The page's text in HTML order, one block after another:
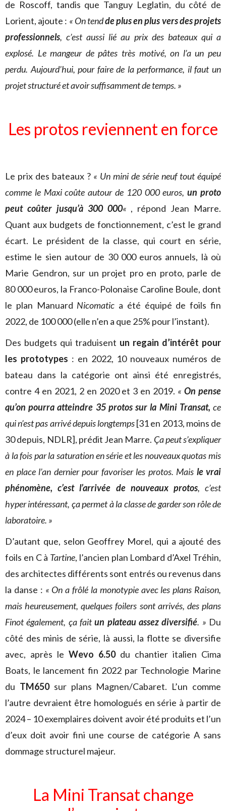
de Roscoff, tandis que Tanguy Leglatin, du côté de
Lorient, ajoute : « On tendde plus en plus vers des projets
professionnels, c’est aussi lié au prix des bateaux qui a
explosé. Le mangeur de pâtes très motivé, on l’a un peu
perdu. Aujourd’hui, pour faire de la performance, il faut un
projet structuré et avoir suffisamment de temps. »
Les protos reviennent en force
Le prix des bateaux ? « Un mini de série neuf tout équipé
comme le Maxi coûte autour de 120 000 euros,un proto
peut coûter jusqu’à 300 000« , répond Jean Marre.
Quant aux budgets de fonctionnement, c’est le grand
écart. Le président de la classe, qui court en série,
estime le sien autour de 30 000 euros annuels, là où
Marie Gendron, sur un projet pro en proto, parle de
80 000 euros, la Franco-Polonaise Caroline Boule, dont
le plan Manuard Nicomatic a été équipé de foils fin
2022, de 100 000 (elle n’en a que 25% pour l’instant).
Des budgets qui traduisent un regain d’intérêt pour
les prototypes : en 2022, 10 nouveaux numéros de
bateau dans la catégorie ont ainsi été enregistrés,
contre 4 en 2021, 2 en 2020 et 3 en 2019. «On pense
qu’on pourra atteindre 35 protos sur la Mini Transat, ce
qui n’est pas arrivé depuis longtemps[31 en 2013, moins de
30 depuis, NDLR], prédit Jean Marre. Ça peut s’expliquer
à la fois par la saturation en série et les nouveaux quotas mis
en place l’an dernier pour favoriser les protos. Mais le vrai
phénomène, c’est l’arrivée de nouveaux protos, c’est
hyper intéressant, ça permet à la classe de garder son rôle de
laboratoire. »
D’autant que, selon Geoffrey Morel, qui a ajouté des
foils en C à Tartine, l’ancien plan Lombard d’Axel Tréhin,
des architectes différents sont entrés ou revenus dans
la danse : « On a frôlé la monotypie avec les plans Raison,
mais heureusement, quelques foilers sont arrivés, des plans
Finot également, ça faitun plateau assez diversifié. » Du
côté des minis de série, là aussi, la flotte se diversifie
avec, après le Wevo 6.50du chantier italien Cima
Boats, le lancement fin 2022 par Technologie Marine
du TM650sur plans Magnen/Cabaret. L’un comme
l’autre devraient être homologués en série à partir de
2024 – 10 exemplaires doivent avoir été produits et l’un
d’eux doit avoir fini une course de catégorie A sans
dommage structurel majeur.
La Mini Transat change